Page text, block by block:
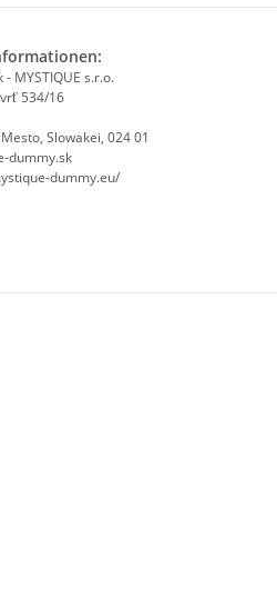
MYSTIQUE s.r.o.
534/16
Slowakei, 024 01
dummy.sk
dummy.eu/